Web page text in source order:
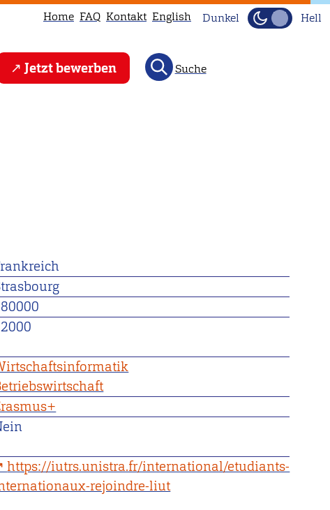
Home FAQ Kontakt English Dunkel Hell
Jetzt bewerben Suche
https://iutrs.unistra.fr/international/etudiants-
rejoindre-liut